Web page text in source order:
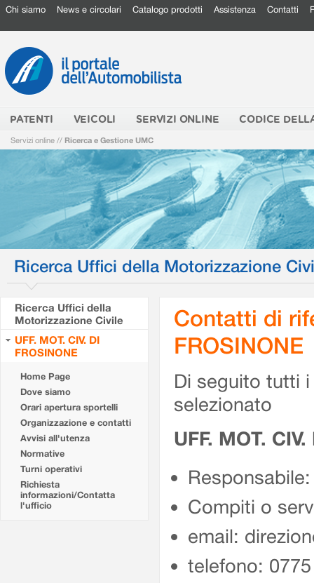
Chi siamo News e circolari Catalogo prodotti Assistenza Contatti
PATENTI VEICOLI SERVIZI ONLINE CODICE
Servizi online // Ricerca e Gestione UMC
Ricerca Uffici della Motorizzazione
Ricerca Uffici della
Motorizzazione Civile
UFF. MOT. CIV. DI
FROSINONE
Home Page
Dove siamo
Orari apertura sportelli
Organizzazione e contatti
Avvisi all'utenza
Normative
Turni operativi
Richiesta
informazioni/Contatta
l'ufficio
Contatti di
FROSINONE
Di seguito tutti
selezionato
UFF. MOT.
Compiti o
email:
telefono: